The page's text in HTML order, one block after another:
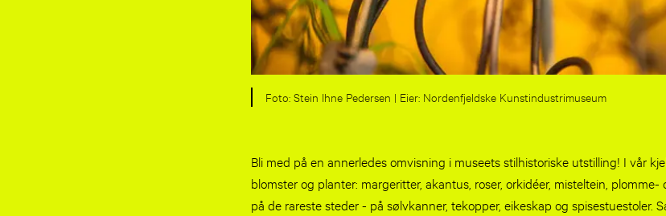
Stein Ihne Pedersen | Nordenfjeldske Kunstindustrimuseum
Bli med på en annerledes omvisning i museets stilhistoriske utstilling! I vår
blomster og planter: margeritter, akantus, roser, orkidéer, misteltein,
på de rareste steder - på sølvkanner, tekopper, eikeskap og spisestuestoler.